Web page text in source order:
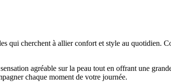
qui cherchent à allier confort et style au quotidien.
agréable sur la peau tout en offrant une
chaque moment de votre journée.